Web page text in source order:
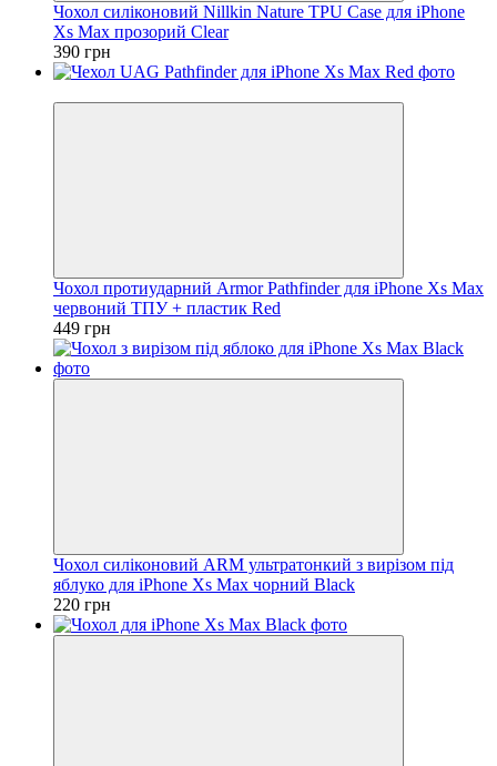
Чохол силіконовий Nillkin Nature TPU Case для iPhone
Xs Max прозорий Clear
390 грн
Чохол протиударний Armor Pathfinder для iPhone Xs Max
червоний ТПУ + пластик Red
449 грн
Чохол силіконовий ARM ультратонкий з вирізом під
яблуко для iPhone Xs Max чорний Вlack
220 грн